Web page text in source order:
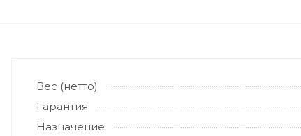
Вес (нетто)
Гарантия
Назначение